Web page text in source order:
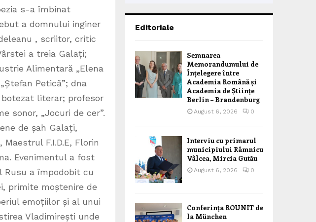
s-a îmbinat
a domnului inginer
, scriitor, critic
a treia Galați;
Alimentară „Elena
Petică”; dna
literar; profesor
sonor, „Jocuri de cer”.
de șah Galați,
F.I.D.E, Florin
Evenimentul a fost
Rusu a împodobit cu
primite moștenire de
emoțiilor și al unui
Vladimirești unde
Editoriale
Semnarea
Memorandumului de
Înțelegere între
Academia Română și
Academia de Științe
Berlin – Brandenburg
August 6, 2026 0
Interviu cu primarul
municipiului Râmnicu
Vâlcea, Mircia Gutău
August 6, 2026 0
Conferința ROUNIT de
la München